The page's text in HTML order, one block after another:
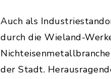
Auch als
durch die Wieland-
der Stadt.